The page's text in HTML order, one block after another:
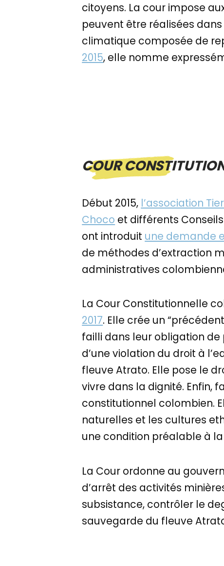
citoyens. La cour impose
peuvent être réalisées
climatique composée de
2015, elle nomme
COUR
Début 2015, l’association
Choco et différents
ont introduit une demande
de méthodes d’extraction
administratives
La Cour Constitutionnelle
2017. Elle crée un
failli dans leur obligation
d’une violation du droit à
fleuve Atrato. Elle pose le
vivre dans la dignité. Enfin,
constitutionnel colombien.
naturelles et les cultures
une condition préalable à
La Cour ordonne au
d’arrêt des activités
subsistance, contrôler le
sauvegarde du fleuve